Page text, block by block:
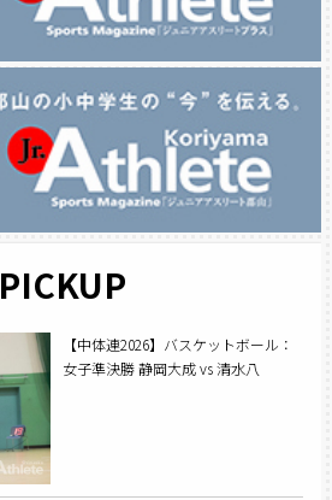
PICKUP
【中体連2026】バスケットボール：
女子準決勝 静岡大成 vs 清水八